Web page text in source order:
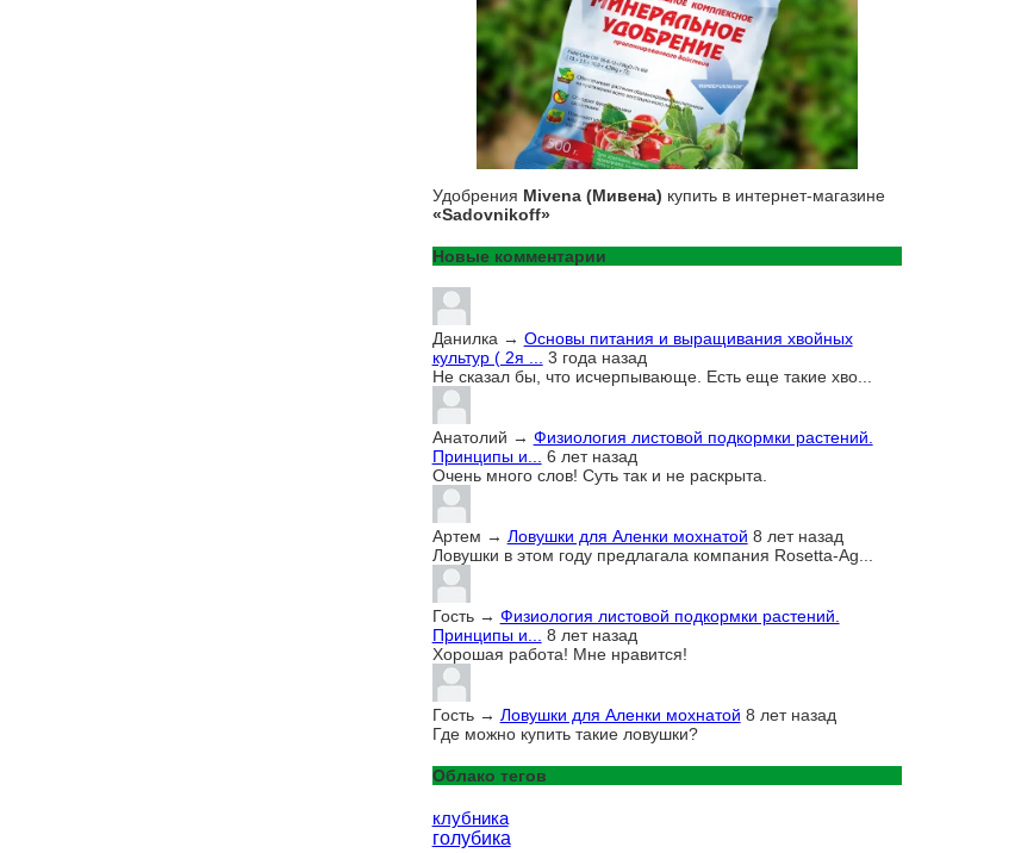
Удобрения Mivena (Мивена) купить в интернет-магазине
«Sadovnikoff»
Новые комментарии
Данилка→ Основы питания и выращивания хвойных
культур ( 2я ... 3 года назад
Не сказал бы, что исчерпывающе. Есть еще такие хво...
Анатолий → Физиология листовой подкормки растений.
Принципы и... 6 лет назад
Очень много слов! Суть так и не раскрыта.
Артем → Ловушки для Аленки мохнатой 8 лет назад
Ловушки в этом году предлагала компания Rosetta-Ag...
Гость→ Физиология листовой подкормки растений.
Принципы и... 8 лет назад
Хорошая работа! Мне нравится!
Гость→ Ловушки для Аленки мохнатой 8 лет назад
Где можно купить такие ловушки?
Облако тегов
клубника
голубика